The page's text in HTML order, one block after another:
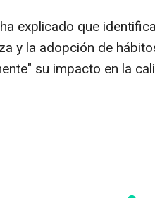
explicado que
y la adopción de
su impacto en la